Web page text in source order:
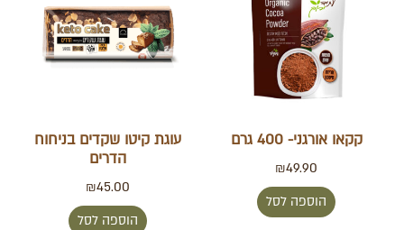
קקאו אורגני- 400 גרם
₪49.90
הוספה לסל
עוגת קיטו שקדים בניחוח
הדרים
₪45.00
הוספה לסל